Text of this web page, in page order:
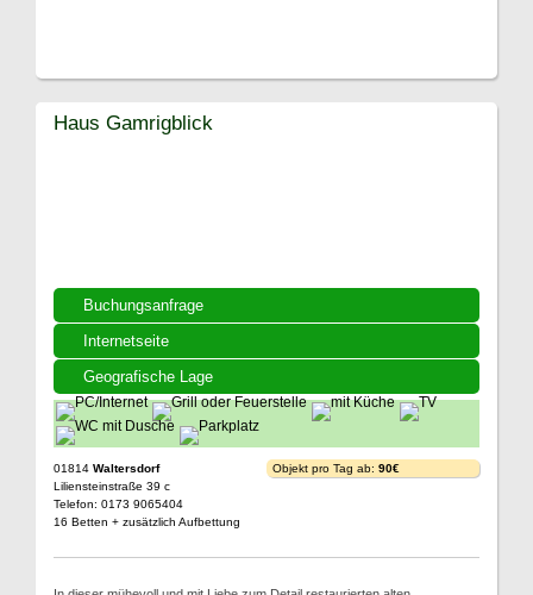
Buchungsanfrage
Internetseite
Geografische Lage
Haus Gamrigblick
01814 Waltersdorf
Liliensteinstraße 39 c
Telefon: 0173 9065404
16 Betten + zusätzlich Aufbettung
Objekt pro Tag ab: 90€